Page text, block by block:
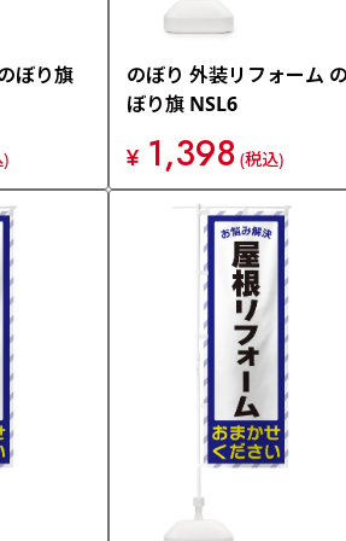
ぼり旗
のぼり 外装リフォーム の
ぼり旗 NSL6
¥ 1,398 (税込)